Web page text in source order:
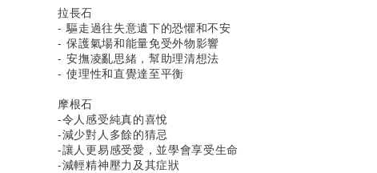
拉長石
- 驅走過往失意遺下的恐懼和不安
- 保護氣場和能量免受外物影響
- 安撫凌亂思緒，幫助理清想法
- 使理性和直覺達至平衡
摩根石
-令人感受純真的喜悅
-減少對人多餘的猜忌
-讓人更易感受愛，並學會享受生命
-減輕精神壓力及其症狀